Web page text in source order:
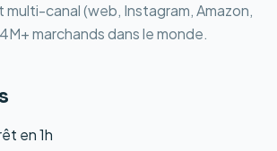
canal (web, Instagram, Amazon,
marchands dans le monde.
en 1h